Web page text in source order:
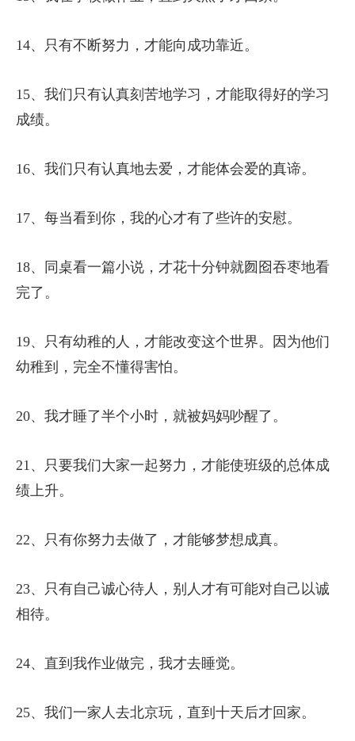
14、只有不断努力，才能向成功靠近。
15、我们只有认真刻苦地学习，才能取得好的学习
成绩。
16、我们只有认真地去爱，才能体会爱的真谛。
17、每当看到你，我的心才有了些许的安慰。
18、同桌看一篇小说，才花十分钟就囫囵吞枣地看
完了。
19、只有幼稚的人，才能改变这个世界。因为他们
幼稚到，完全不懂得害怕。
20、我才睡了半个小时，就被妈妈吵醒了。
21、只要我们大家一起努力，才能使班级的总体成
绩上升。
22、只有你努力去做了，才能够梦想成真。
23、只有自己诚心待人，别人才有可能对自己以诚
相待。
24、直到我作业做完，我才去睡觉。
25、我们一家人去北京玩，直到十天后才回家。